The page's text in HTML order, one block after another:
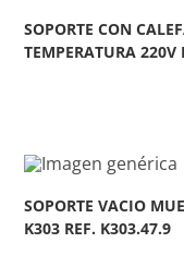
SOPORTE CON
TEMPERATURA 220V
SOPORTE VACIO
K303 REF. K303.47.9